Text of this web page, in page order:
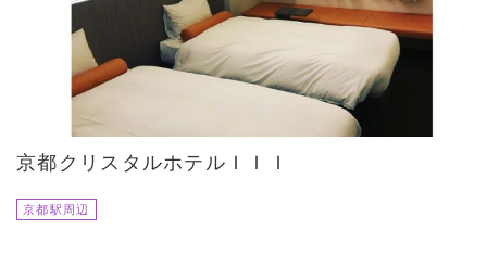
京都クリスタルホテルＩＩＩ
京都駅周辺